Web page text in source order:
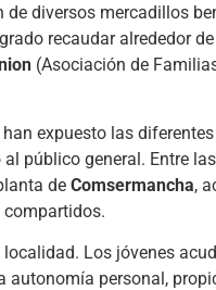
diversos mercadillos
recaudar alrededor
(Asociación de
expuesto las
público general. Entre
de Comsermancha,
compartidos.
Los jóvenes
autonomía personal,